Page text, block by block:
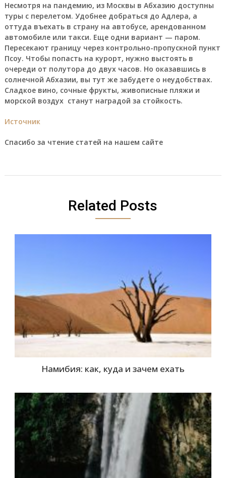
Несмотря на пандемию, из Москвы в Абхазию доступны
туры с перелетом. Удобнее добраться до Адлера, а
оттуда въехать в страну на автобусе, арендованном
автомобиле или такси. Еще одни вариант — паром.
Пересекают границу через контрольно-пропускной пункт
Псоу. Чтобы попасть на курорт, нужно выстоять в
очереди от полутора до двух часов. Но оказавшись в
солнечной Абхазии, вы тут же забудете о неудобствах.
Сладкое вино, сочные фрукты, живописные пляжи и
морской воздух станут наградой за стойкость.
Источник
Спасибо за чтение статей на нашем сайте
Related Posts
Намибия: как, куда и зачем ехать